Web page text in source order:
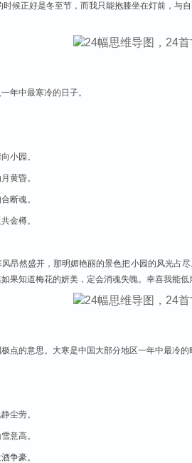
候正好是冬至节，而我只能抱膝坐在灯前，与
年中最寒冷的日子。
小园。
黄昏。
断魂。
金樽。
昂然盛开，那明媚艳丽的景色把小园的风光占
果知道梅花的妍美，定会消魂失魄。幸喜我能
点的意思。大寒是中国大部分地区一年中最冷的
尘劳。
意高。
争豪。